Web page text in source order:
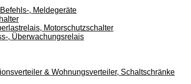
, Meldegeräte
Motorschutzschalter
, Überwachungsrelais
& Wohnungsverteiler, Schaltschränke